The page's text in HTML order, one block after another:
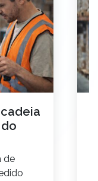
de